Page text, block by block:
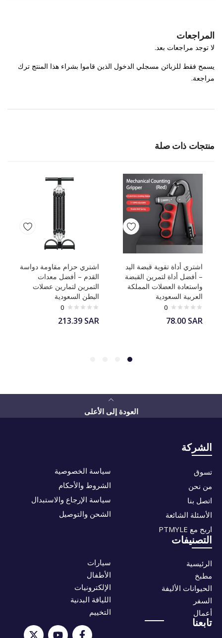
المراجعات
لا توجد مراجعات بعد.
يسمح فقط للزبائن مسجلي الدخول الذين قاموا بشراء هذا المنتج ترك
مراجعة.
منتجات ذات صلة
اشتري أداة تقوية قبضة اليد
– أفضل أداة لتمرين القبضة
واستعادة العضلات المملكة
العربية السعودية
0
78.00 SAR
اشتري حزام مقاومة دواسة
القدم – أفضل معدات
التمرين لتمارين عضلات
البطن السعودية
0
213.39 SAR
العودة إلى الأعلى
الشركة
تسوق
من نحن
اتصل بنا
الأسئلة الشائعة
اربح مع PTMYLE
سياسة الخصوصية
الشروط والأحكام
سياسة الإرجاع والاستبدال
الشحن والتوصيل
التصنيفات
الرئيسية
مطبخ
الحيوانات الأليفة
السفر
أعمال
سيارات
الأطفال
الإلكترونيات
اللياقة البدنية
التخييم
تابعنا